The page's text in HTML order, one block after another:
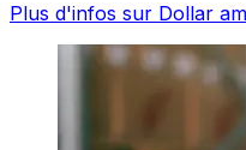
Plus d'infos sur Dollar